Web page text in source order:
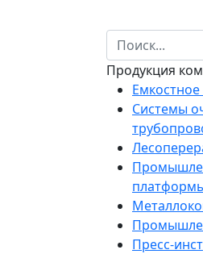
Продукция
Системы
Пресс-